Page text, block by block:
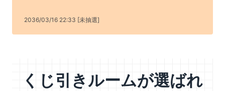
2036/03/16 22:33 [未抽選]
くじ引きルームが選ばれ